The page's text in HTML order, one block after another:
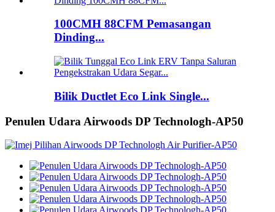
100CMH 88CFM Pemasangan
Dinding...
Bilik Ductlet Eco Link Single...
Penulen Udara Airwoods DP Technologh-AP50